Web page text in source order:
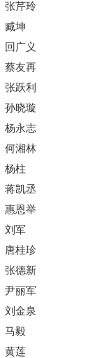
张芹玲
臧坤
回广义
蔡友再
张跃利
孙晓璇
杨永志
何湘林
杨柱
蒋凯丞
惠恩举
刘军
唐桂珍
张德新
尹丽军
刘金泉
马毅
黄莲